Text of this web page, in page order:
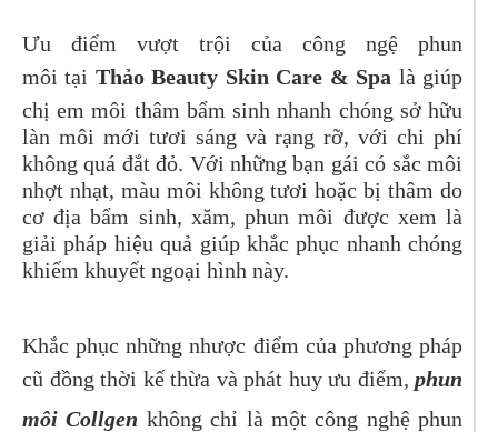
Ưu điểm vượt trội của công ngệ phun
môi tại Thảo Beauty Skin Care & Spa là giúp
chị em môi thâm bẩm sinh nhanh chóng sở hữu
làn môi mới tươi sáng và rạng rỡ, với chi phí
không quá đắt đỏ. Với những bạn gái có sắc môi
nhợt nhạt, màu môi không tươi hoặc bị thâm do
cơ địa bẩm sinh, xăm, phun môi được xem là
giải pháp hiệu quả giúp khắc phục nhanh chóng
khiếm khuyết ngoại hình này.
Khắc phục những nhược điểm của phương pháp
cũ đồng thời kế thừa và phát huy ưu điểm, phun
môi Collgen không chỉ là một công nghệ phun